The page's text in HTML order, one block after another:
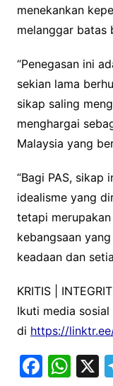
menekankan
melanggar batas
“Penegasan ini
sekian lama
sikap saling
menghargai
Malaysia yang
“Bagi PAS, sikap
idealisme yang
tetapi
kebangsaan
keadaan dan
KRITIS |
Ikuti media sosial
di https://
F W X